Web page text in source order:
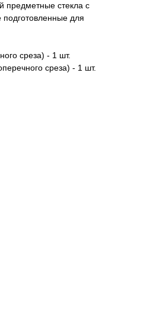
предметные стекла с
для
среза) - 1 шт.
среза) - 1 шт.